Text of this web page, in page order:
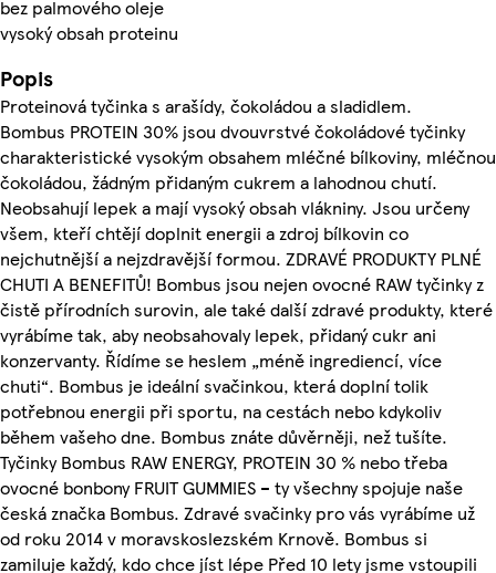
bez palmového oleje
vysoký obsah proteinu
Popis
Proteinová tyčinka s arašídy, čokoládou a sladidlem.
Bombus PROTEIN 30% jsou dvouvrstvé čokoládové tyčinky
charakteristické vysokým obsahem mléčné bílkoviny, mléčnou
čokoládou, žádným přidaným cukrem a lahodnou chutí.
Neobsahují lepek a mají vysoký obsah vlákniny. Jsou určeny
všem, kteří chtějí doplnit energii a zdroj bílkovin co
nejchutnější a nejzdravější formou. ZDRAVÉ PRODUKTY PLNÉ
CHUTI A BENEFITŮ! Bombus jsou nejen ovocné RAW tyčinky z
čistě přírodních surovin, ale také další zdravé produkty, které
vyrábíme tak, aby neobsahovaly lepek, přidaný cukr ani
konzervanty. Řídíme se heslem „méně ingrediencí, více
chuti“. Bombus je ideální svačinkou, která doplní tolik
potřebnou energii při sportu, na cestách nebo kdykoliv
během vašeho dne. Bombus znáte důvěrněji, než tušíte.
Tyčinky Bombus RAW ENERGY, PROTEIN 30 % nebo třeba
ovocné bonbony FRUIT GUMMIES – ty všechny spojuje naše
česká značka Bombus. Zdravé svačinky pro vás vyrábíme už
od roku 2014 v moravskoslezském Krnově. Bombus si
zamiluje každý, kdo chce jíst lépe Před 10 lety jsme vstoupili